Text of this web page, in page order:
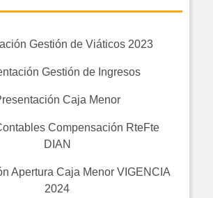
Gestión de Viáticos 2023
Gestión de Ingresos
Caja Menor
Compensación RteFte
DIAN
Apertura Caja Menor VIGENCIA
2024